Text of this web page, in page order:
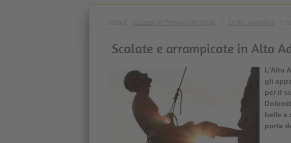
Scalate e arrampicate in Alto
L'Alto
gli
per il
belle e
porta